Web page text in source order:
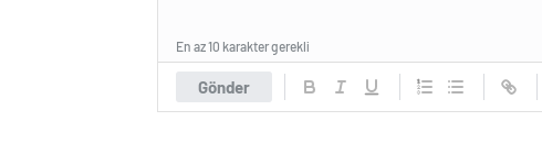
Gönder
En az 10 karakter gerekli